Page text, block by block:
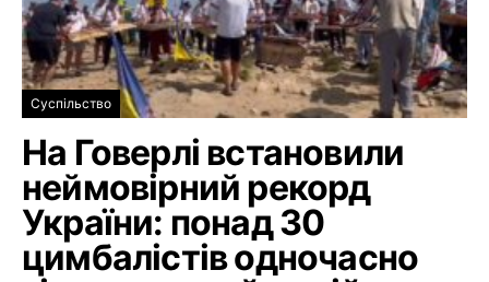
Суспільство
На Говерлі встановили
неймовірний рекорд
України: понад 30
цимбалістів одночасно